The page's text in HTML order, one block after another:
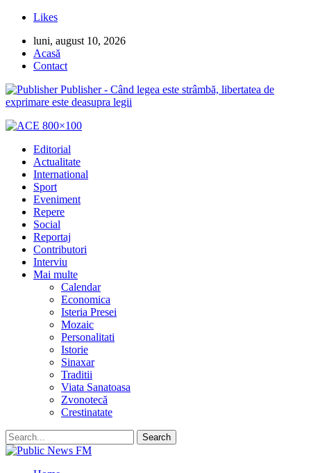
Likes
luni, august 10, 2026
Acasă
Contact
Publisher - Când legea este strâmbă, libertatea de
exprimare este deasupra legii
Editorial
Actualitate
International
Sport
Eveniment
Repere
Social
Reportaj
Contributori
Interviu
Mai multe
Calendar
Economica
Isteria Presei
Mozaic
Personalitati
Istorie
Sinaxar
Traditii
Viata Sanatoasa
Zvonotecă
Crestinatate